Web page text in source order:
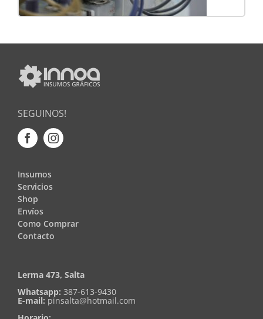
SEGUINOS!
Insumos
Servicios
Shop
Envíos
Como Comprar
Contacto
Lerma 473, Salta
Whatsapp: 387-613-9430
E-mail: pinsalta@hotmail.com